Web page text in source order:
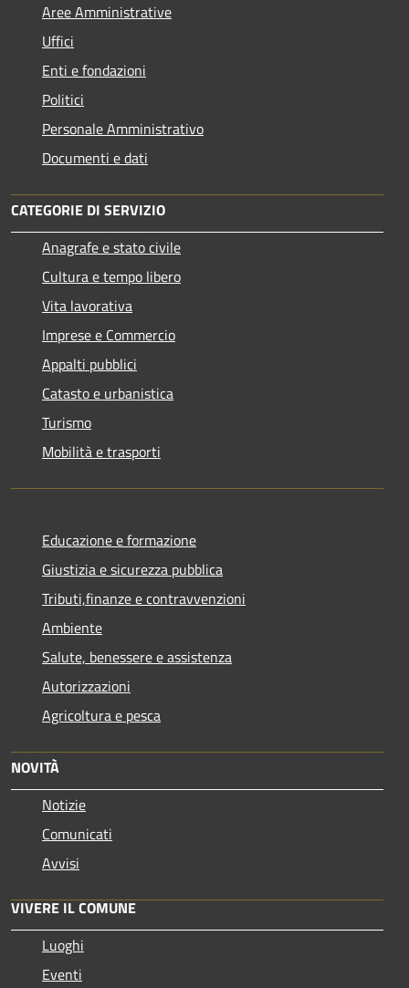
Aree Amministrative
Uffici
Enti e fondazioni
Politici
Personale Amministrativo
Documenti e dati
CATEGORIE DI SERVIZIO
Anagrafe e stato civile
Cultura e tempo libero
Vita lavorativa
Imprese e Commercio
Appalti pubblici
Catasto e urbanistica
Turismo
Mobilità e trasporti
Educazione e formazione
Giustizia e sicurezza pubblica
Tributi,finanze e contravvenzioni
Ambiente
Salute, benessere e assistenza
Autorizzazioni
Agricoltura e pesca
NOVITÀ
Notizie
Comunicati
Avvisi
VIVERE IL COMUNE
Luoghi
Eventi